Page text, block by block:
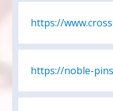
https://
https://noble-